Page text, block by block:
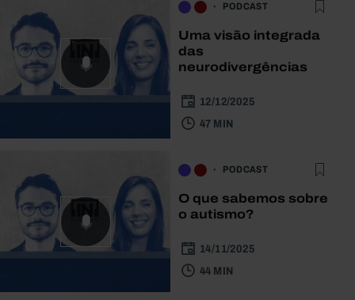
PODCAST
Uma visão integrada
das
neurodivergências
12/12/2025
47 MIN
PODCAST
O que sabemos sobre
o autismo?
14/11/2025
44 MIN